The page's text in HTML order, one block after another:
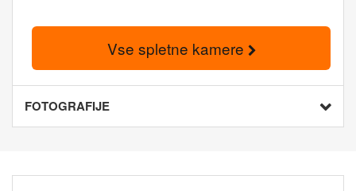
Vse spletne kamere
FOTOGRAFIJE